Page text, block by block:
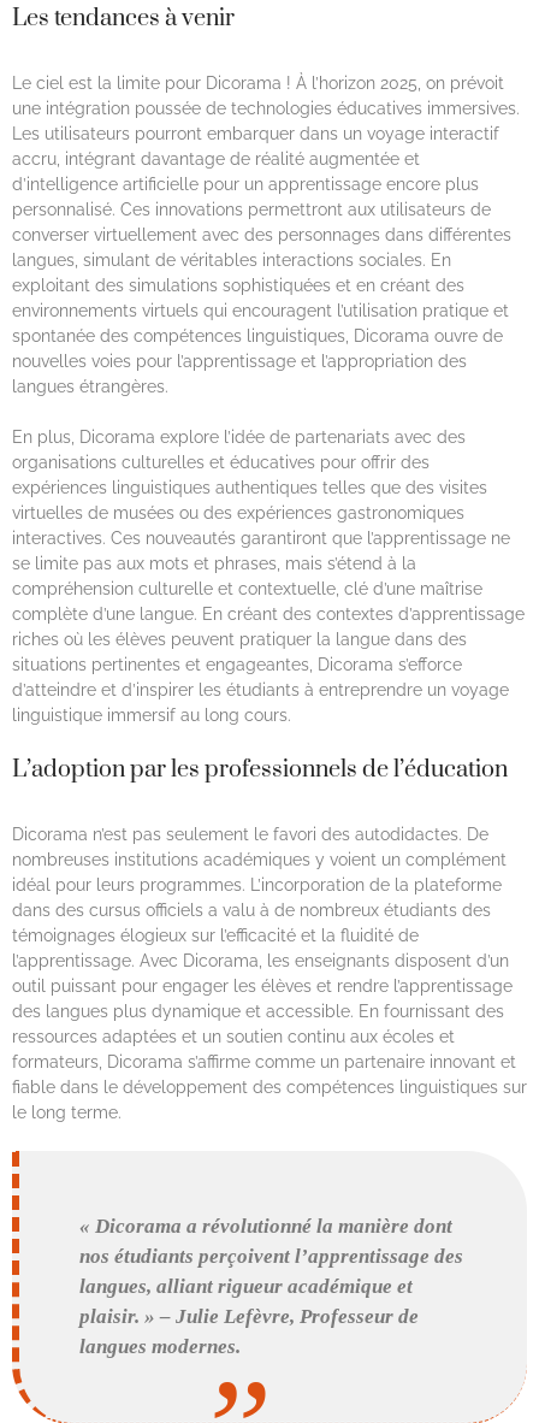
Les tendances à venir
Le ciel est la limite pour Dicorama ! À l’horizon 2025, on prévoit
une intégration poussée de technologies éducatives immersives.
Les utilisateurs pourront embarquer dans un voyage interactif
accru, intégrant davantage de réalité augmentée et
d’intelligence artificielle pour un apprentissage encore plus
personnalisé. Ces innovations permettront aux utilisateurs de
converser virtuellement avec des personnages dans différentes
langues, simulant de véritables interactions sociales. En
exploitant des simulations sophistiquées et en créant des
environnements virtuels qui encouragent l’utilisation pratique et
spontanée des compétences linguistiques, Dicorama ouvre de
nouvelles voies pour l’apprentissage et l’appropriation des
langues étrangères.
En plus, Dicorama explore l’idée de partenariats avec des
organisations culturelles et éducatives pour offrir des
expériences linguistiques authentiques telles que des visites
virtuelles de musées ou des expériences gastronomiques
interactives. Ces nouveautés garantiront que l’apprentissage ne
se limite pas aux mots et phrases, mais s’étend à la
compréhension culturelle et contextuelle, clé d’une maîtrise
complète d’une langue. En créant des contextes d’apprentissage
riches où les élèves peuvent pratiquer la langue dans des
situations pertinentes et engageantes, Dicorama s’efforce
d’atteindre et d’inspirer les étudiants à entreprendre un voyage
linguistique immersif au long cours.
L’adoption par les professionnels de l’éducation
Dicorama n’est pas seulement le favori des autodidactes. De
nombreuses institutions académiques y voient un complément
idéal pour leurs programmes. L’incorporation de la plateforme
dans des cursus officiels a valu à de nombreux étudiants des
témoignages élogieux sur l’efficacité et la fluidité de
l’apprentissage. Avec Dicorama, les enseignants disposent d’un
outil puissant pour engager les élèves et rendre l’apprentissage
des langues plus dynamique et accessible. En fournissant des
ressources adaptées et un soutien continu aux écoles et
formateurs, Dicorama s’affirme comme un partenaire innovant et
fiable dans le développement des compétences linguistiques sur
le long terme.
« Dicorama a révolutionné la manière dont
nos étudiants perçoivent l’apprentissage des
langues, alliant rigueur académique et
plaisir. » – Julie Lefèvre, Professeur de
langues modernes.